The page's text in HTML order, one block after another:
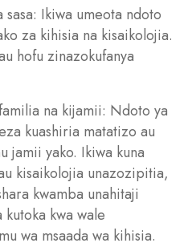
sasa: Ikiwa umeota ndoto
za kihisia na kisaikolojia.
hofu zinazokufanya
na kijamii: Ndoto ya
kuashiria matatizo au
jamii yako. Ikiwa kuna
kisaikolojia unazozipitia,
kwamba unahitaji
kutoka kwa wale
wa msaada wa kihisia.